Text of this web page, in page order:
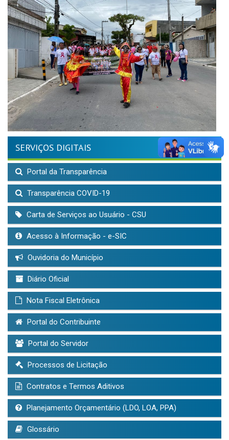
SERVIÇOS DIGITAIS
Portal da Transparência
Transparência COVID-19
Carta de Serviços ao Usuário - CSU
Acesso à Informação - e-SIC
Ouvidoria do Município
Diário Oficial
Nota Fiscal Eletrônica
Portal do Contribuinte
Portal do Servidor
Processos de Licitação
Contratos e Termos Aditivos
Planejamento Orçamentário (LDO, LOA, PPA)
Glossário